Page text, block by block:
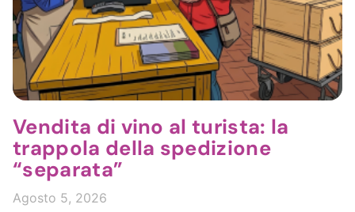
Vendita di vino al turista: la
trappola della spedizione
“separata”
Agosto 5, 2026